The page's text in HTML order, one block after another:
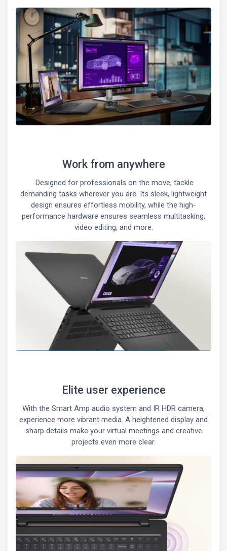
Work from anywhere
Designed for professionals on the move, tackle
demanding tasks wherever you are. Its sleek, lightweight
design ensures effortless mobility, while the high-
performance hardware ensures seamless multitasking,
video editing, and more.
Elite user experience
With the Smart Amp audio system and IR HDR camera,
experience more vibrant media. A heightened display and
sharp details make your virtual meetings and creative
projects even more clear.